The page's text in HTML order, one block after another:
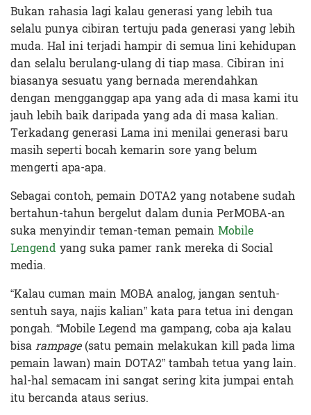
Bukan rahasia lagi kalau generasi yang lebih tua
selalu punya cibiran tertuju pada generasi yang lebih
muda. Hal ini terjadi hampir di semua lini kehidupan
dan selalu berulang-ulang di tiap masa. Cibiran ini
biasanya sesuatu yang bernada merendahkan
dengan mengganggap apa yang ada di masa kami itu
jauh lebih baik daripada yang ada di masa kalian.
Terkadang generasi Lama ini menilai generasi baru
masih seperti bocah kemarin sore yang belum
mengerti apa-apa.
Sebagai contoh, pemain DOTA2 yang notabene sudah
bertahun-tahun bergelut dalam dunia PerMOBA-an
suka menyindir teman-teman pemain Mobile
Lengend yang suka pamer rank mereka di Social
media.
“Kalau cuman main MOBA analog, jangan sentuh-
sentuh saya, najis kalian” kata para tetua ini dengan
pongah. “Mobile Legend ma gampang, coba aja kalau
bisarampage(satu pemain melakukan kill pada lima
pemain lawan) main DOTA2” tambah tetua yang lain.
hal-hal semacam ini sangat sering kita jumpai entah
itu bercanda ataus serius.